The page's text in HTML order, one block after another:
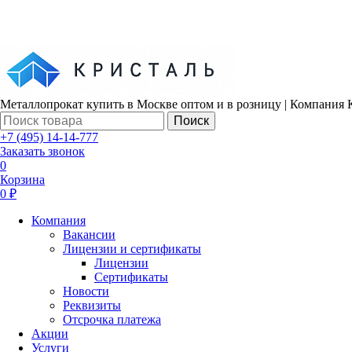
Металлопрокат купить в Москве оптом и в розницу | Компания
Поиск
+7 (495) 14-14-777
Заказать звонок
0
Корзина
0 ₽
Компания
Вакансии
Лицензии и сертификаты
Лицензии
Сертификаты
Новости
Реквизиты
Отсрочка платежа
Акции
Услуги